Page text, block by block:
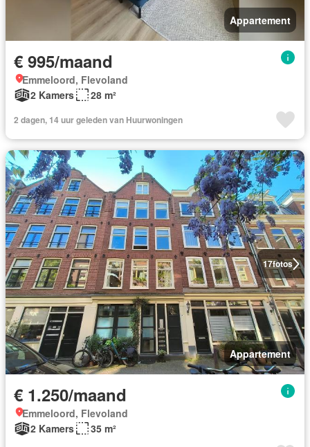
Appartement
€ 995/maand
Emmeloord, Flevoland
2 Kamers
28 m²
2 dagen, 14 uur geleden van Huurwoningen
17fotos
Appartement
€ 1.250/maand
Emmeloord, Flevoland
2 Kamers
35 m²